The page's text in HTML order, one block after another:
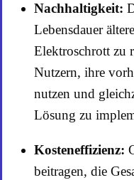
Nachhaltigkeit:
Lebensdauer
Elektroschrott zu
Nutzern, ihre
nutzen und
Lösung zu
Kosteneffizienz:
beitragen, die